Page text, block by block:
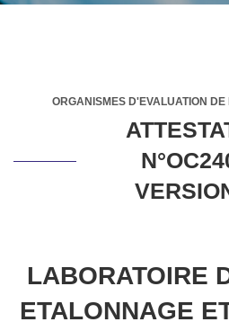
ORGANISMES D'EVALUATION
LABORATOIRE
ETALONNAGE